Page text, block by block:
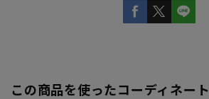
この商品を使ったコーディネート